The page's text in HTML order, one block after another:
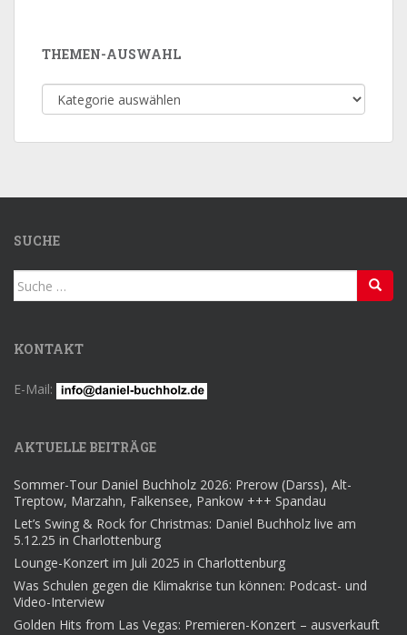
THEMEN-AUSWAHL
Themen-
Auswahl
SUCHE
Suche
nach:
KONTAKT
E-Mail:
AKTUELLE BEITRÄGE
Sommer-Tour Daniel Buchholz 2026: Prerow (Darss), Alt-
Treptow, Marzahn, Falkensee, Pankow +++ Spandau
Let’s Swing & Rock for Christmas: Daniel Buchholz live am
5.12.25 in Charlottenburg
Lounge-Konzert im Juli 2025 in Charlottenburg
Was Schulen gegen die Klimakrise tun können: Podcast- und
Video-Interview
Golden Hits from Las Vegas: Premieren-Konzert – ausverkauft